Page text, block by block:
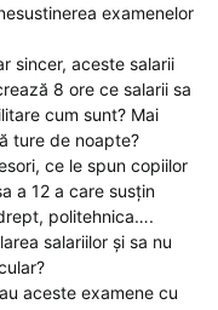
examenelor
sincer, aceste salarii
8 ore ce salarii sa
cum sunt? Mai
ture de noapte?
ce le spun copiilor
a 12 a care susțin
politehnica….
salariilor și sa nu
aceste examene cu